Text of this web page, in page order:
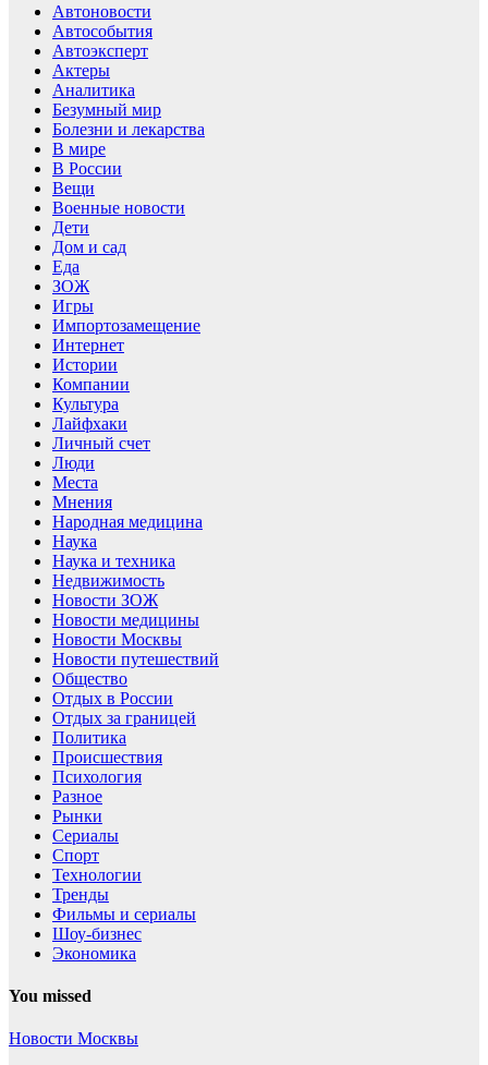
Автоновости
Автособытия
Автоэксперт
Актеры
Аналитика
Безумный мир
Болезни и лекарства
В мире
В России
Вещи
Военные новости
Дети
Дом и сад
Еда
ЗОЖ
Игры
Импортозамещение
Интернет
Истории
Компании
Культура
Лайфхаки
Личный счет
Люди
Места
Мнения
Народная медицина
Наука
Наука и техника
Недвижимость
Новости ЗОЖ
Новости медицины
Новости Москвы
Новости путешествий
Общество
Отдых в России
Отдых за границей
Политика
Происшествия
Психология
Разное
Рынки
Сериалы
Спорт
Технологии
Тренды
Фильмы и сериалы
Шоу-бизнес
Экономика
You missed
Новости Москвы